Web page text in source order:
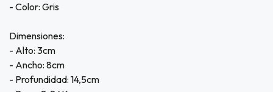
- Color: Gris
Dimensiones:
- Alto: 3cm
- Ancho: 8cm
- Profundidad: 14,5cm